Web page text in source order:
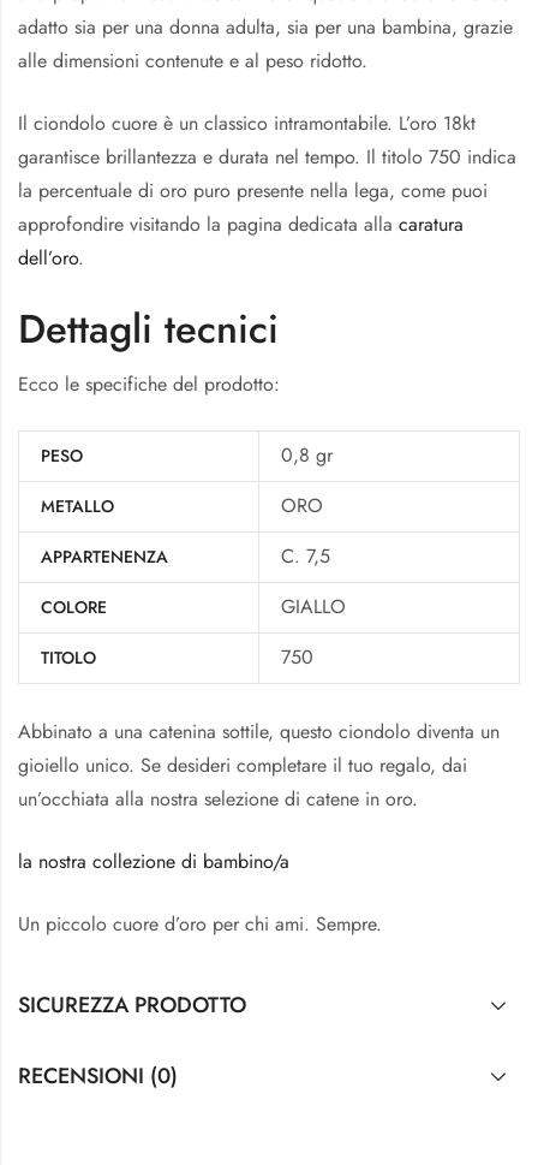
adatto sia per una donna adulta, sia per una bambina, grazie
alle dimensioni contenute e al peso ridotto.
Il ciondolo cuore è un classico intramontabile. L’oro 18kt
garantisce brillantezza e durata nel tempo. Il titolo 750 indica
la percentuale di oro puro presente nella lega, come puoi
approfondire visitando la pagina dedicata alla caratura
dell’oro.
Dettagli tecnici
Ecco le specifiche del prodotto:
PESO 0,8 gr
METALLO ORO
APPARTENENZA C. 7,5
COLORE GIALLO
TITOLO 750
Abbinato a una catenina sottile, questo ciondolo diventa un
gioiello unico. Se desideri completare il tuo regalo, dai
un’occhiata alla nostra selezione di catene in oro.
la nostra collezione di bambino/a
Un piccolo cuore d’oro per chi ami. Sempre.
SICUREZZA PRODOTTO
RECENSIONI (0)